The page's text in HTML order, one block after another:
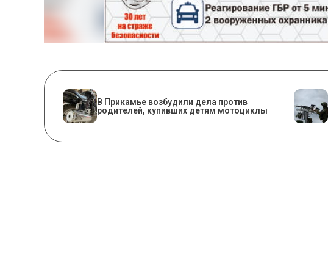
В Прикамье возбудили дела против
родителей, купивших детям мотоциклы